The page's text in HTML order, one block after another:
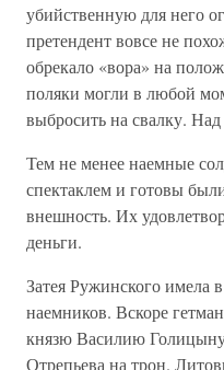
убийственную для него
претендент вовсе не
обрекало «вора» на
поляки могли в любой
выбросить на свалку.
Тем не менее наемные
спектаклем и готовы
внешность. Их
деньги.
Затея Ружинского имела
наемников. Вскоре
князю Василию
Отрепьева на трон.